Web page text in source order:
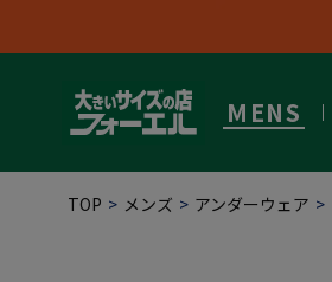
MENS
TOP メンズ アンダーウェア